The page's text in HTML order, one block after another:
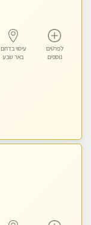
לפרטים
נוספים
עיסוי בדרום
באר שבע